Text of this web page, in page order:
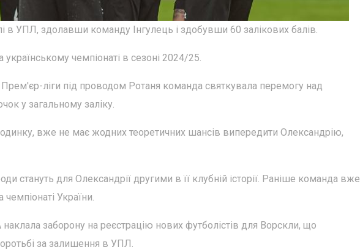
в УПЛ, здолавши команду Інгулець і здобувши 60 залікових балів.
чемпіонаті в сезоні 2024/25.
Прем'єр-ліги під проводом Ротаня команда святкувала перемогу над
у загальному заліку.
вже не має жодних теоретичних шансів випередити Олександрію,
стануть для Олександрії другими в її клубній історії. Раніше команда вже
України.
заборону на реєстрацію нових футболістів для Ворскли, що
за залишення в УПЛ.